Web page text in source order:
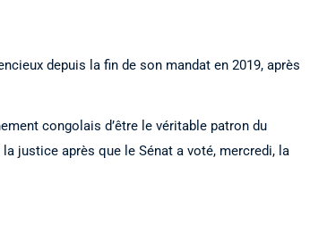
depuis la fin de son mandat en 2019, après
congolais d’être le véritable patron du
justice après que le Sénat a voté, mercredi, la